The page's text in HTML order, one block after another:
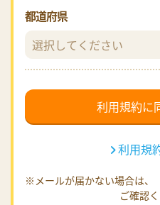
都道府県
利用規
※メールが届かない場合は、
ご確認く